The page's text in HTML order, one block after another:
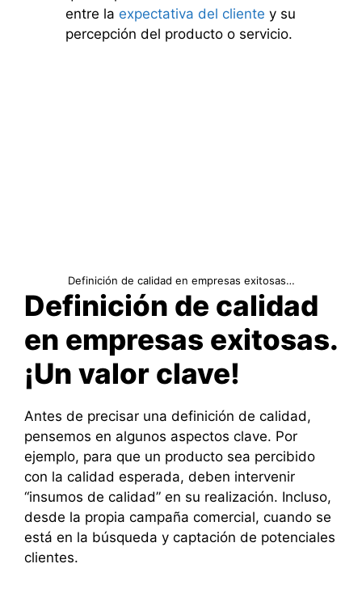
entre la expectativa del cliente y su
percepción del producto o servicio.
Definición de calidad en empresas exitosas…
Definición de calidad
en empresas exitosas.
¡Un valor clave!
Antes de precisar una definición de calidad,
pensemos en algunos aspectos clave. Por
ejemplo, para que un producto sea percibido
con la calidad esperada, deben intervenir
“insumos de calidad” en su realización. Incluso,
desde la propia campaña comercial, cuando se
está en la búsqueda y captación de potenciales
clientes.